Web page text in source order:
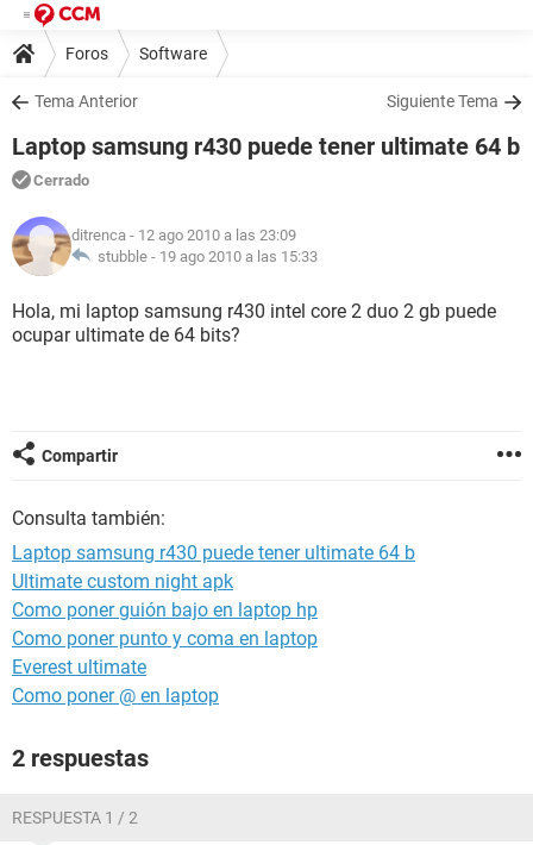
Foros Software
Tema Anterior Siguiente Tema
Laptop samsung r430 puede tener ultimate 64 b
Cerrado
ditrenca - 12 ago 2010 a las 23:09
stubble - 19 ago 2010 a las 15:33
Hola, mi laptop samsung r430 intel core 2 duo 2 gb puede
ocupar ultimate de 64 bits?
Compartir
Consulta también:
Laptop samsung r430 puede tener ultimate 64 b
Ultimate custom night apk
Como poner guión bajo en laptop hp
Como poner punto y coma en laptop
Everest ultimate
Como poner @ en laptop
2 respuestas
RESPUESTA 1 / 2